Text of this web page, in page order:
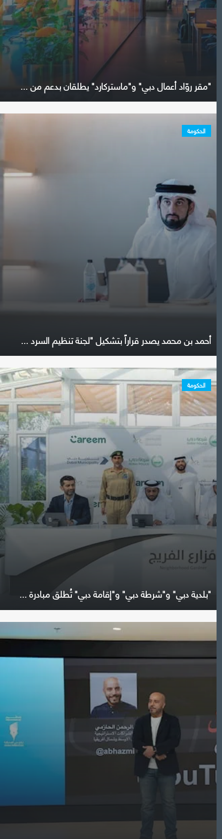
"مقر روّاد أعمال دبي" و"ماستركارد" يطلقان بدعم من ...
الحكومة
أحمد بن محمد يصدر قراراً بتشكيل "لجنة تنظيم السرد ...
الحكومة
"بلدية دبي" و"شرطة دبي" و"إقامة دبي" تُطلق مبادرة ...